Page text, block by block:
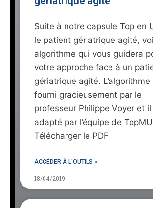
Suite à notre capsule Top en
le patient gériatrique agité,
algorithme qui vous guidera
votre approche face à un
gériatrique agité. L’algorithme
fourni gracieusement par le
professeur Philippe Voyer et
adapté par l’équipe de
Télécharger le PDF
ACCÉDER À L'OUTILS »
18/04/2019